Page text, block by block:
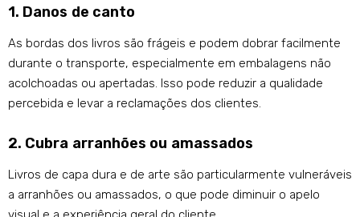
1. Danos de canto
As bordas dos livros são frágeis e podem dobrar facilmente
durante o transporte, especialmente em embalagens não
acolchoadas ou apertadas. Isso pode reduzir a qualidade
percebida e levar a reclamações dos clientes.
2. Cubra arranhões ou amassados
Livros de capa dura e de arte são particularmente vulneráveis
​​a arranhões ou amassados, o que pode diminuir o apelo